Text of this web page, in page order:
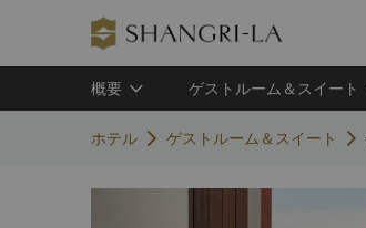
概要 ゲストルーム＆スイート
ホテル ゲストルーム＆スイート